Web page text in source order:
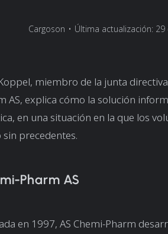
Cargoson • Última actualización:
miembro de la junta
AS, explica cómo la solución
en una situación en la que los
precedentes.
Pharm AS
en 1997, AS Chemi-Pharm